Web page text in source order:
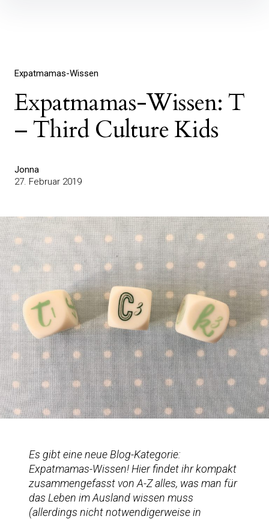
Expatmamas-Wissen
Expatmamas-Wissen: T
– Third Culture Kids
Jonna
27. Februar 2019
Es gibt eine neue Blog-Kategorie:
Expatmamas-Wissen! Hier findet ihr kompakt
zusammengefasst von A-Z alles, was man für
das Leben im Ausland wissen muss
(allerdings nicht notwendigerweise in